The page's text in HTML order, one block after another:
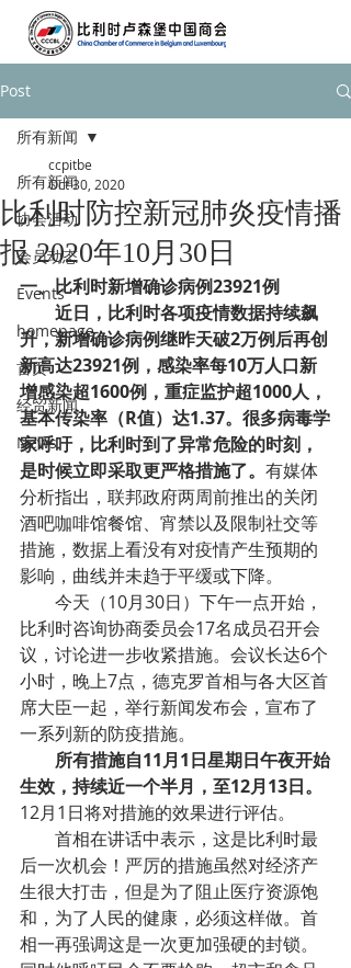
Post
所有新闻
协会活动
会员动态
Events
homepage
首页
经贸新闻
News
所有新闻
比利时防控新冠肺炎疫情播
报 2020年10月30日
ccpitbe
Oct 30, 2020
一、比利时新增确诊病例23921例
近日，比利时各项疫情数据持续飙
升，新增确诊病例继昨天破2万例后再创
新高达23921例，感染率每10万人口新
增感染超1600例，重症监护超1000人，
基本传染率（R值）达1.37。很多病毒学
家呼吁，比利时到了异常危险的时刻，
是时候立即采取更严格措施了。 有媒体
分析指出，联邦政府两周前推出的关闭
酒吧咖啡馆餐馆、宵禁以及限制社交等
措施，数据上看没有对疫情产生预期的
影响，曲线并未趋于平缓或下降。
今天（10月30日）下午一点开始，
比利时咨询协商委员会17名成员召开会
议，讨论进一步收紧措施。会议长达6个
小时，晚上7点，德克罗首相与各大区首
席大臣一起，举行新闻发布会，宣布了
一系列新的防疫措施。
所有措施自11月1日星期日午夜开始
生效，持续近一个半月，至12月13日。
12月1日将对措施的效果进行评估。
首相在讲话中表示，这是比利时最
后一次机会！严厉的措施虽然对经济产
生很大打击，但是为了阻止医疗资源饱
和，为了人民的健康，必须这样做。首
相一再强调这是一次更加强硬的封锁。